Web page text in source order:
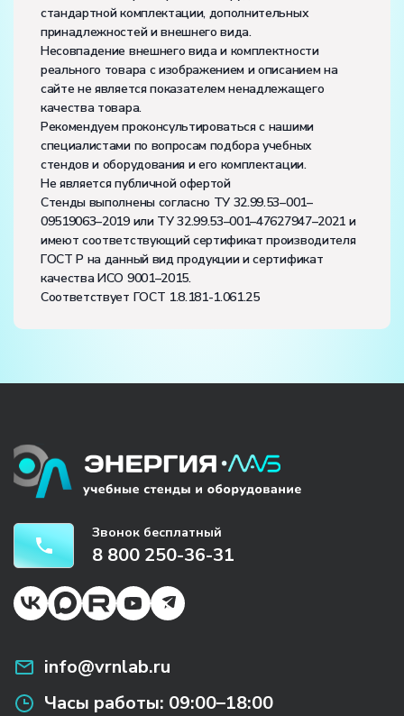
стандартной комплектации, дополнительных
принадлежностей и внешнего вида.
Несовпадение внешнего вида и комплектности
реального товара с изображением и описанием на
сайте не является показателем ненадлежащего
качества товара.
Рекомендуем проконсультироваться с нашими
специалистами по вопросам подбора учебных
стендов и оборудования и его комплектации.
Не является публичной офертой
Стенды выполнены согласно ТУ 32.99.53–001–
09519063–2019 или ТУ 32.99.53–001–47627947–2021 и
имеют соответствующий сертификат производителя
ГОСТ Р на данный вид продукции и сертификат
качества ИСО 9001–2015.
Соответствует ГОСТ 1.8.181-1.061.25
Звонок бесплатный
8 800 250-36-31
info@vrnlab.ru
Часы работы: 09:00–18:00